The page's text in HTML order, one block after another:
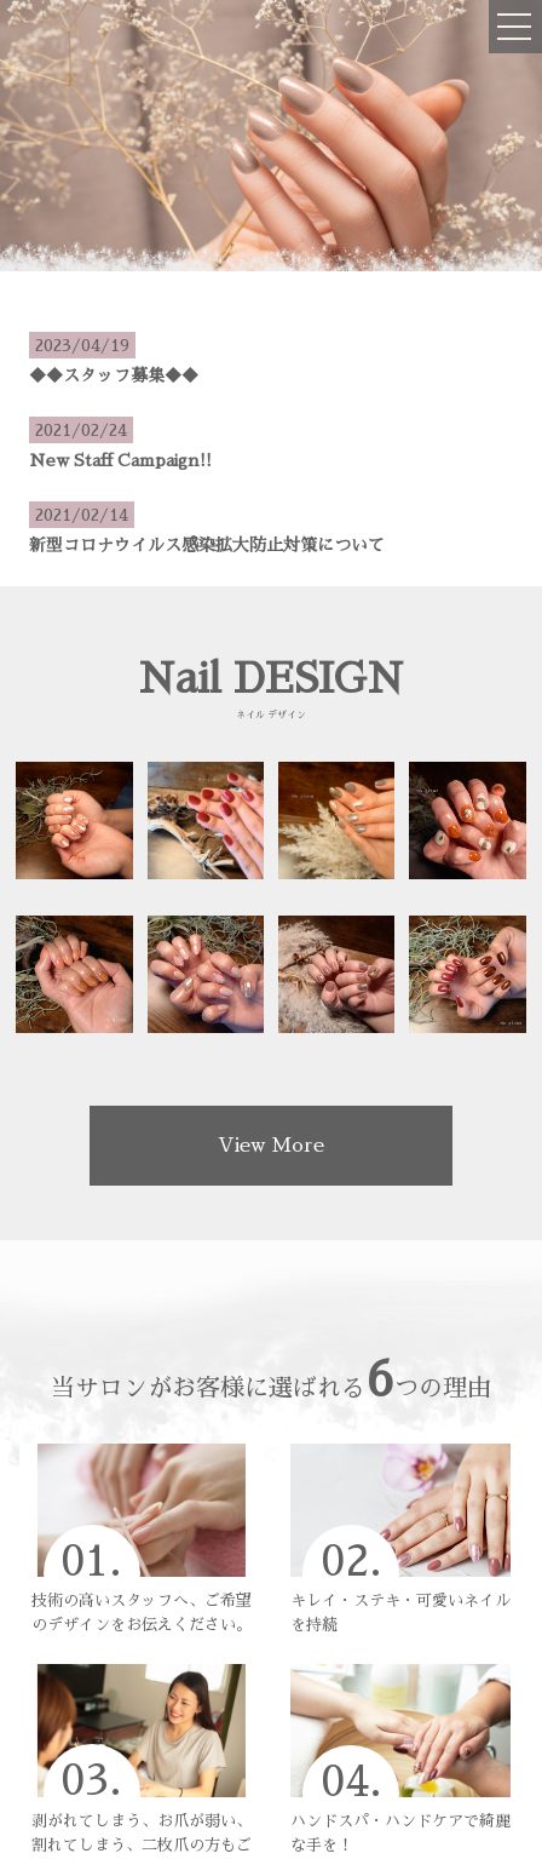
ご予約・お問い合わせはコチラ
045-516-2076
OPEN : 10:00~19:00
CLOSED : 不定休、年末年始
TOP
メニュー
フットネイル
ハンドケア
フットケア
イベント
スタッフ
求人案内
WEB予約
2023/04/19
◆◆スタッフ募集◆◆
2021/02/24
New Staff Campaign!!
2021/02/14
新型コロナウイルス感染拡大防止対策について
Nail DESIGN
ネイル デザイン
View More
当サロンがお客様に選ばれる 6つの理由
01.
技術の高いスタッフへ、ご希望
のデザインをお伝えください。
02.
キレイ・ステキ・可愛いネイル
を持続
03.
剥がれてしまう、お爪が弱い、
割れてしまう、二枚爪の方もご
04.
ハンドスパ・ハンドケアで綺麗
な手を！